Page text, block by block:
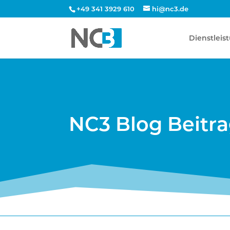
+49 341 3929 610 hi@nc3.de
NC3 Blog